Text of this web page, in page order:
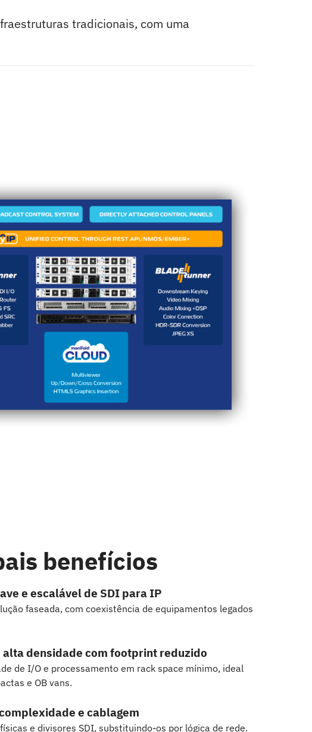
tradicionais, com uma
benefícios
e escalável de SDI para IP
faseada, com coexistência de equipamentos legados
alta densidade com footprint reduzido
de I/O e processamento em rack space mínimo, ideal
e OB vans.
e cablagem
e divisores SDI, substituindo-os por lógica de rede.